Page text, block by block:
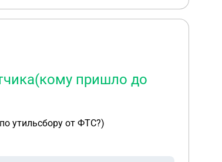
пришло до
утильсбору от ФТС?)